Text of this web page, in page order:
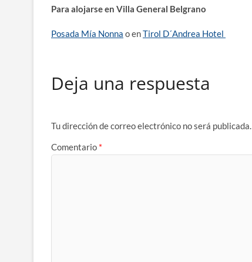
Para alojarse en Villa General Belgrano
Posada Mía Nonna o enTirol D´Andrea Hotel
Deja una respuesta
Tu dirección de correo electrónico no será publicada.
Comentario *